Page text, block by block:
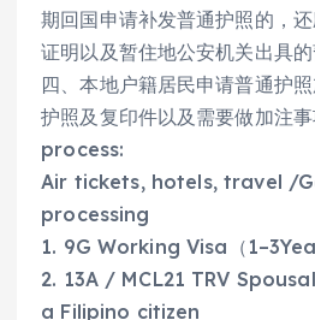
期回国申请补发普通护照的，
证明以及暂住地公安机关出具
四、本地户籍居民申请普通护
护照及复印件以及需要做加注
process:
Air tickets, hotels, travel /
processing
1. 9G Working Visa（
2. 13A / MCL21 TRV
a Filipino citizen